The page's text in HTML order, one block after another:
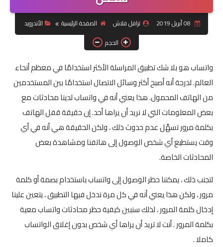
جرافيك
موبايل
كورسات
مقالات
القسم الديني
العناية بالصحة
قصص
رياضة
ترافل فلاش الصفحة الرئيسية
الأندرويد
الحجم
واتساب هو بلا شك تطبيق المراسلة الأكثر استخدامًا في معظم أنحاء
العالم. لدرجة أنه أصبح أكثر وسائل الاتصال استخدامًا بين المستخدمين
من الهاتف المحمول. هذا يعني أنه في واتساب لدينا محادثات مع
بعض المعلومات التي لا نريد أن يراها أحد. إن حقيقة قفل الهاتف
بكلمة مرور تسهِّل عدم حدوث ذلك ، ولكن الحقيقة هي أنه في أي
وقت يستطيع أي شخص الوصول إلى هاتفنا ومشاهدة بعض
المحادثات الخاصة.
لتجنب ذلك ، يمكننا حظر الوصول إلى واتساب باستخدام بصمة أو كلمة
مرور ، ولكن هذا يعني أنه في كل مرة ندخل فيها التطبيق ، يتعين علينا
إدخال كلمة المرور ، لذلك سنبين كيفية حظر محادثات واتساب معية
بكلمة المرور . أنت لا تريد أن يراها أي شخص بدون إغلاق الواتساب
كاملا .